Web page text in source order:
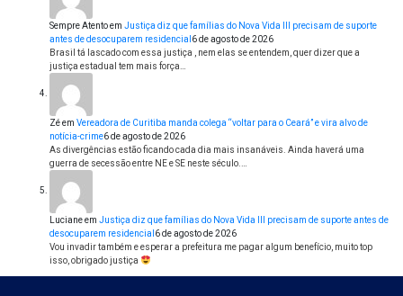
Sempre Atentoem Justiça diz que famílias do Nova Vida III precisam de suporte
antes de desocuparem residencial 6 de agosto de 2026
Brasil tá lascado com essa justiça , nem elas se entendem, quer dizer que a
justiça estadual tem mais força…
Zéem Vereadora de Curitiba manda colega “voltar para o Ceará” e vira alvo de
notícia-crime6 de agosto de 2026
As divergências estão ficando cada dia mais insanáveis. Ainda haverá uma
guerra de secessão entre NE e SE neste século.…
Lucianeem Justiça diz que famílias do Nova Vida III precisam de suporte antes de
desocuparem residencial 6 de agosto de 2026
Vou invadir também e esperar a prefeitura me pagar algum benefício, muito top
isso, obrigado justiça